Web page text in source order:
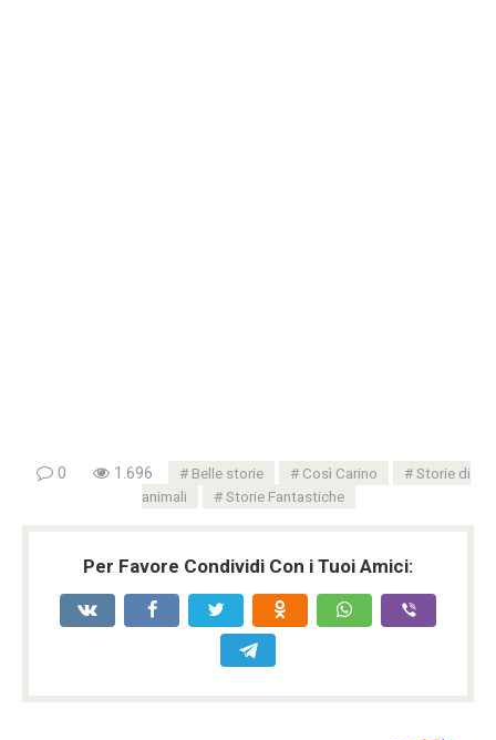
0 1.696 Belle storie Così Carino
Storie di
animali
Storie Fantastiche
Per Favore Condividi Con i Tuoi Amici: